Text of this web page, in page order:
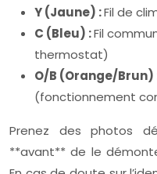
Y (Jaune) :Fil de
C (Bleu) :Fil
thermostat)
O/B (Orange/Brun)
(fonctionnement
Prenez des photos
**avant** de le